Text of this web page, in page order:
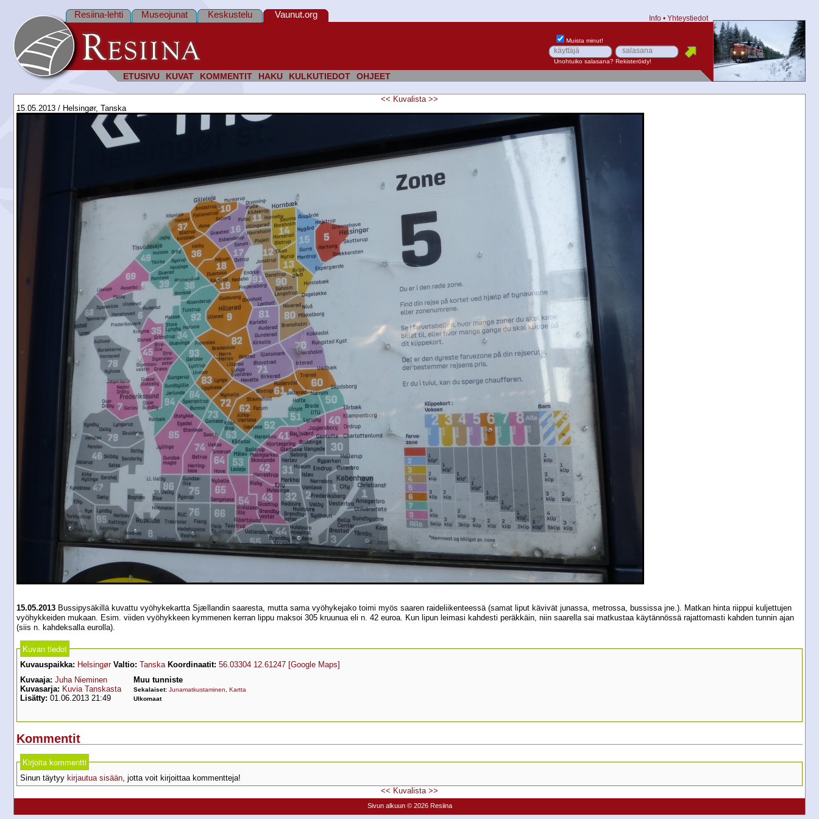
ETUSIVU KUVAT KOMMENTIT HAKU KULKUTIEDOT OHJEET
Resiina-lehti Museojunat Keskustelu Vaunut.org Info • Yhteystiedot
Muista minut!
Unohtuiko salasana? Rekisteröidy!
<< Kuvalista >>
15.05.2013 / Helsingør, Tanska
15.05.2013 Bussipysäkillä kuvattu vyöhykekartta Sjællandin saaresta, mutta sama vyöhykejako toimi myös saaren raideliikenteessä (samat liput kävivät junassa, metrossa, bussissa jne.). Matkan hinta riippui kuljettujen
vyöhykkeiden mukaan. Esim. viiden vyöhykkeen kymmenen kerran lippu maksoi 305 kruunua eli n. 42 euroa. Kun lipun leimasi kahdesti peräkkäin, niin saarella sai matkustaa käytännössä rajattomasti kahden tunnin ajan
(siis n. kahdeksalla eurolla).
Kuvan tiedot
Kuvauspaikka: Helsingør Valtio: Tanska Koordinaatit: 56.03304 12.61247 [Google Maps]
Kuvaaja: Juha Nieminen
Kuvasarja: Kuvia Tanskasta
Lisätty: 01.06.2013 21:49
Muu tunniste
Sekalaiset: Junamatkustaminen
Kartta
Ulkomaat
Kommentit
Kirjoita kommentti
Sinun täytyy kirjautua sisään, jotta voit kirjoittaa kommentteja!
<< Kuvalista >>
Sivun alkuun © 2026 Resiina